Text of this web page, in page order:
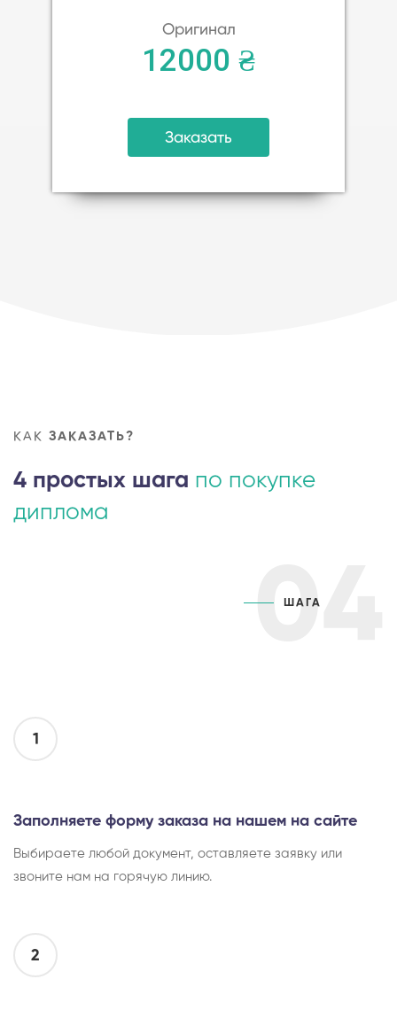
Оригинал
12000 ₴
Заказать
КАК ЗАКАЗАТЬ?
4 простых шага по покупке
диплома
04
ШАГА
1
Заполняете форму заказа на нашем на сайте
Выбираете любой документ, оставляете заявку или
звоните нам на горячую линию.
2